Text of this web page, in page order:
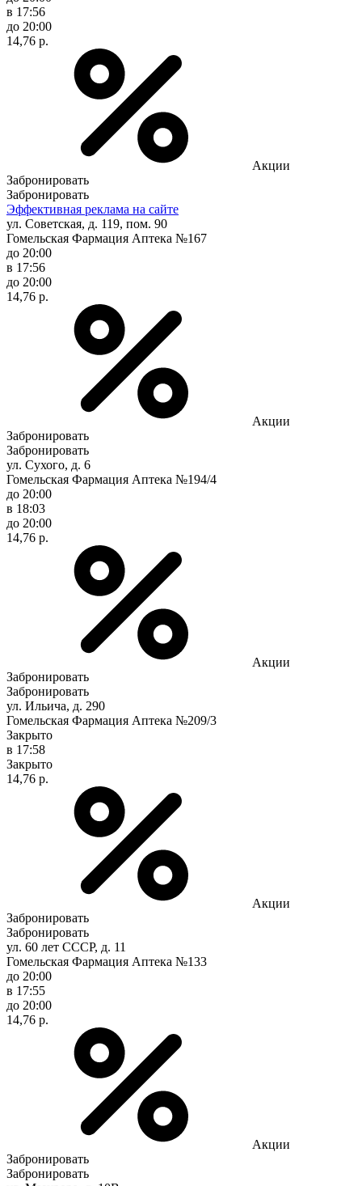
в 17:56
до 20:00
14,76 р.
Акции
Забронировать
Забронировать
Эффективная реклама на сайте
ул. Советская, д. 119, пом. 90
Гомельская Фармация Аптека №167
до 20:00
в 17:56
до 20:00
14,76 р.
Акции
Забронировать
Забронировать
ул. Сухого, д. 6
Гомельская Фармация Аптека №194/4
до 20:00
в 18:03
до 20:00
14,76 р.
Акции
Забронировать
Забронировать
ул. Ильича, д. 290
Гомельская Фармация Аптека №209/3
Закрыто
в 17:58
Закрыто
14,76 р.
Акции
Забронировать
Забронировать
ул. 60 лет СССР, д. 11
Гомельская Фармация Аптека №133
до 20:00
в 17:55
до 20:00
14,76 р.
Акции
Забронировать
Забронировать